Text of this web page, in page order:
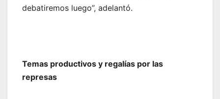
debatiremos luego”, adelantó.
Temas productivos y regalías por las
represas